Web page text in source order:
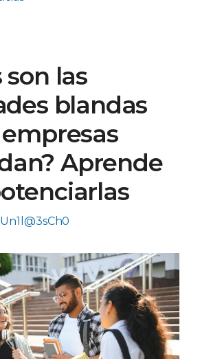
son las
blandas
Aprende
Un1l@3sCh0